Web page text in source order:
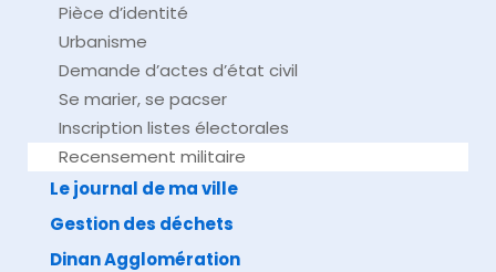
Pièce d’identité
Urbanisme
Demande d’actes d’état civil
Se marier, se pacser
Inscription listes électorales
Recensement militaire
Le journal de ma ville
Gestion des déchets
Dinan Agglomération